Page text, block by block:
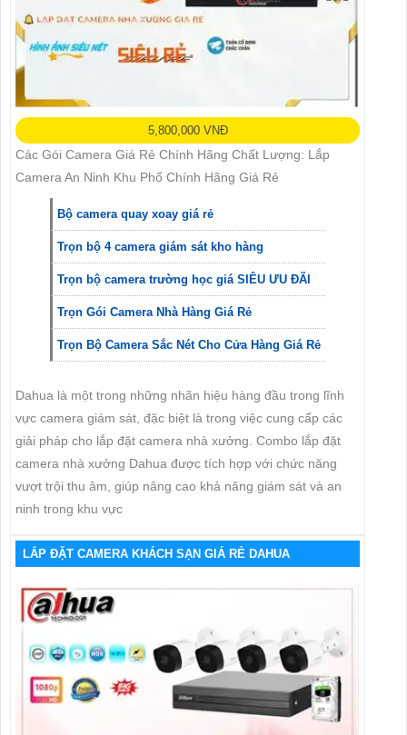
5,800,000 VNĐ
Các Gói Camera Giá Rẻ Chính Hãng Chất Lượng: Lắp
Camera An Ninh Khu Phố Chính Hãng Giá Rẻ
Bộ camera quay xoay giá rẻ
Trọn bộ 4 camera giám sát kho hàng
Trọn bộ camera trường học giá SIÊU ƯU ĐÃI
Trọn Gói Camera Nhà Hàng Giá Rẻ
Trọn Bộ Camera Sắc Nét Cho Cửa Hàng Giá Rẻ
Dahua là một trong những nhãn hiệu hàng đầu trong lĩnh
vực camera giám sát, đặc biệt là trong việc cung cấp các
giải pháp cho lắp đặt camera nhà xưởng. Combo lắp đặt
camera nhà xưởng Dahua được tích hợp với chức năng
vượt trội thu âm, giúp nâng cao khả năng giám sát và an
ninh trong khu vực
LẮP ĐẶT CAMERA KHÁCH SẠN GIÁ RẺ DAHUA